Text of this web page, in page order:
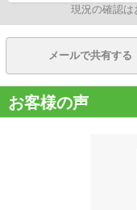
現況の確認は
メールで共有する
お客様の声